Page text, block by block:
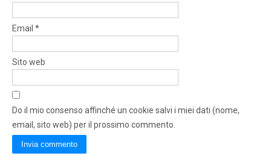
Email *
Sito web
Do il mio consenso affinché un cookie salvi i miei dati (nome,
email, sito web) per il prossimo commento.